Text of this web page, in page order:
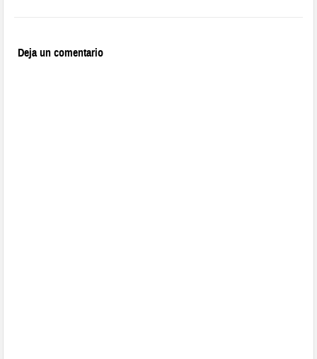
Deja un comentario